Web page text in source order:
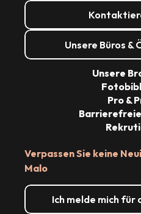
Unsere Büros
Verpassen Sie keine
Malo
Ich melde mich für
Unsere
Pro &